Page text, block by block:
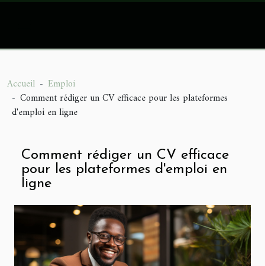
Accueil
Emploi
Comment rédiger un CV efficace pour les plateformes
d'emploi en ligne
Comment rédiger un CV efficace
pour les plateformes d'emploi en
ligne